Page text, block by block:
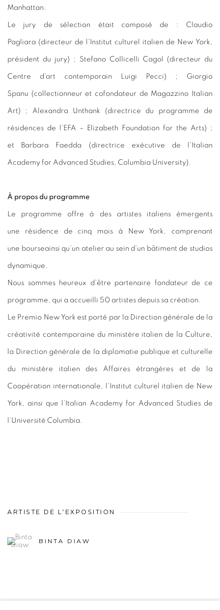
Manhattan.
Le jury de sélection était composé de : Claudio
Pagliara (directeur de l’Institut culturel italien de New York,
président du jury) ; Stefano Collicelli Cagol (directeur du
Centre d’art contemporain Luigi Pecci) ; Giorgio
Spanu (collectionneur et cofondateur de Magazzino Italian
Art) ; Alexandra Unthank (directrice du programme de
résidences de l’EFA – Elizabeth Foundation for the Arts) ;
et Barbara Faedda (directrice exécutive de l’Italian
Academy for Advanced Studies, Columbia University).
À propos du programme
Le programme offre à des artistes italiens émergents
une résidence de cinq mois à New York, comprenant
une bourseainsi qu’un atelier au sein d’un bâtiment de studios
dynamique.
Nous sommes heureux d’être partenaire fondateur de ce
programme, qui a accueilli 50 artistes depuis sa création.
Le Premio New York est porté par la Direction générale de la
créativité contemporaine du ministère italien de la Culture,
la Direction générale de la diplomatie publique et culturelle
du ministère italien des Affaires étrangères et de la
Coopération internationale, l’Institut culturel italien de New
York, ainsi que l’Italian Academy for Advanced Studies de
l’Université Columbia.
ARTISTE DE L'EXPOSITION
BINTA DIAW